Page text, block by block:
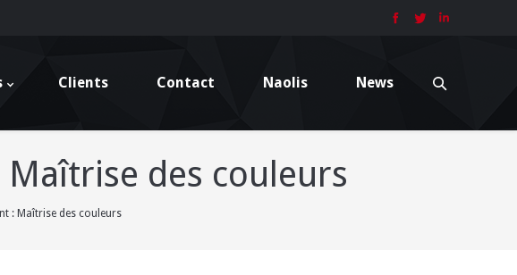
Clients Contact Naolis News
des couleurs
: Maîtrise des couleurs